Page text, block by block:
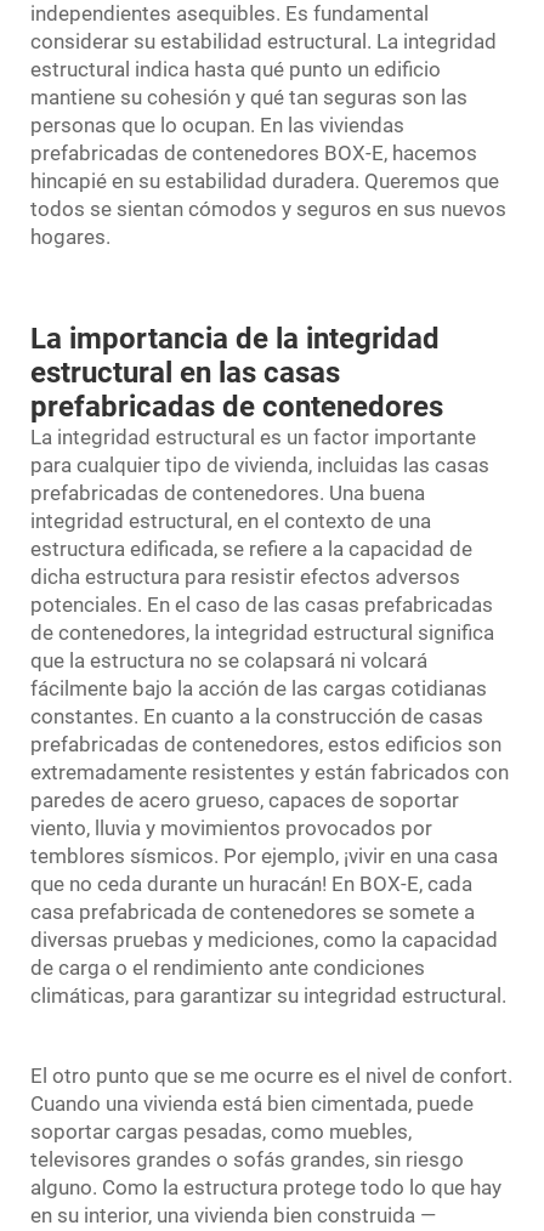
independientes asequibles. Es fundamental
considerar su estabilidad estructural. La integridad
estructural indica hasta qué punto un edificio
mantiene su cohesión y qué tan seguras son las
personas que lo ocupan. En las viviendas
prefabricadas de contenedores BOX-E, hacemos
hincapié en su estabilidad duradera. Queremos que
todos se sientan cómodos y seguros en sus nuevos
hogares.
La importancia de la integridad
estructural en las casas
prefabricadas de contenedores
La integridad estructural es un factor importante
para cualquier tipo de vivienda, incluidas las casas
prefabricadas de contenedores. Una buena
integridad estructural, en el contexto de una
estructura edificada, se refiere a la capacidad de
dicha estructura para resistir efectos adversos
potenciales. En el caso de las casas prefabricadas
de contenedores, la integridad estructural significa
que la estructura no se colapsará ni volcará
fácilmente bajo la acción de las cargas cotidianas
constantes. En cuanto a la construcción de casas
prefabricadas de contenedores, estos edificios son
extremadamente resistentes y están fabricados con
paredes de acero grueso, capaces de soportar
viento, lluvia y movimientos provocados por
temblores sísmicos. Por ejemplo, ¡vivir en una casa
que no ceda durante un huracán! En BOX-E, cada
casa prefabricada de contenedores se somete a
diversas pruebas y mediciones, como la capacidad
de carga o el rendimiento ante condiciones
climáticas, para garantizar su integridad estructural.
El otro punto que se me ocurre es el nivel de confort.
Cuando una vivienda está bien cimentada, puede
soportar cargas pesadas, como muebles,
televisores grandes o sofás grandes, sin riesgo
alguno. Como la estructura protege todo lo que hay
en su interior, una vivienda bien construida —